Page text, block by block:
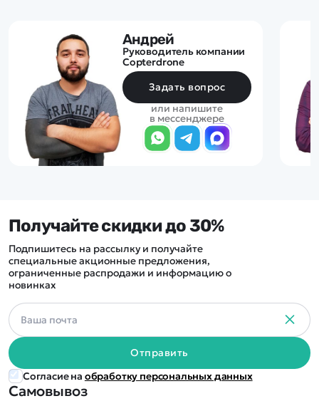
Андрей
Руководитель компании
Copterdrone
Задать вопрос
или напишите
в мессенджере
Самовывоз
Получайте скидки до 30%
Подпишитесь на рассылку и получайте
специальные акционные предложения,
ограниченные распродажи и информацию о
новинках
Отправить
Согласие на обработку персональных данных